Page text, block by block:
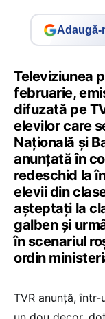
Adaugă-
Televiziunea
februarie,
difuzată pe
elevilor care
Națională și
anunțată în
redeschid la
elevii din
așteptați la
galben și
în scenariul
ordin
TVR anunță,